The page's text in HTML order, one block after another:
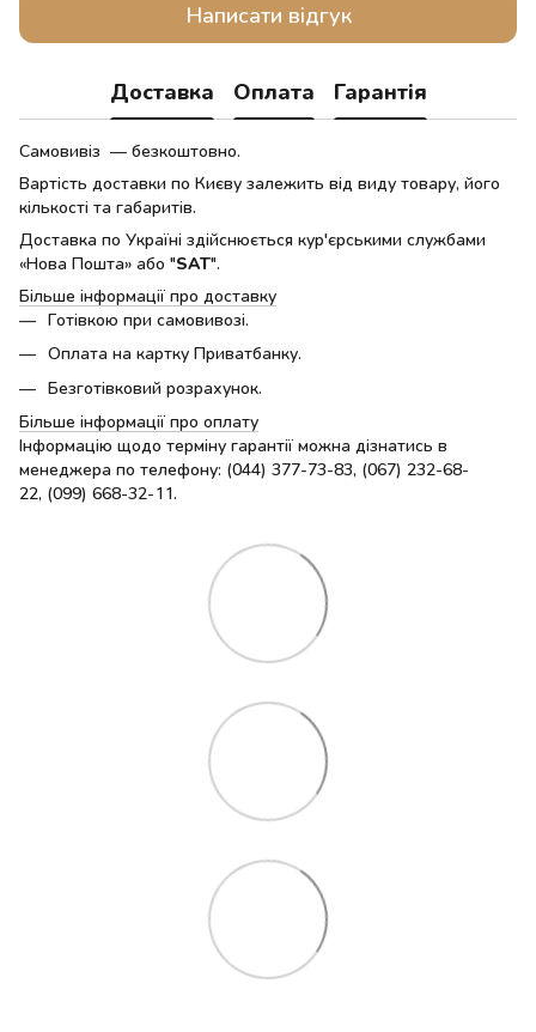
Написати відгук
Доставка Оплата Гарантія
Самовивіз — безкоштовно.
Вартість доставки по Києву залежить від виду товару, його
кількості та габаритів.
Доставка по Україні здійснюється кур'єрськими службами
«Нова Пошта» або "SAT".
Більше інформації про доставку
Готівкою при самовивозі.
Оплата на картку Приватбанку.
Безготівковий розрахунок.
Більше інформації про оплату
Інформацію щодо терміну гарантії можна дізнатись в
менеджера по телефону: (044) 377-73-83, (067) 232-68-
22, (099) 668-32-11.